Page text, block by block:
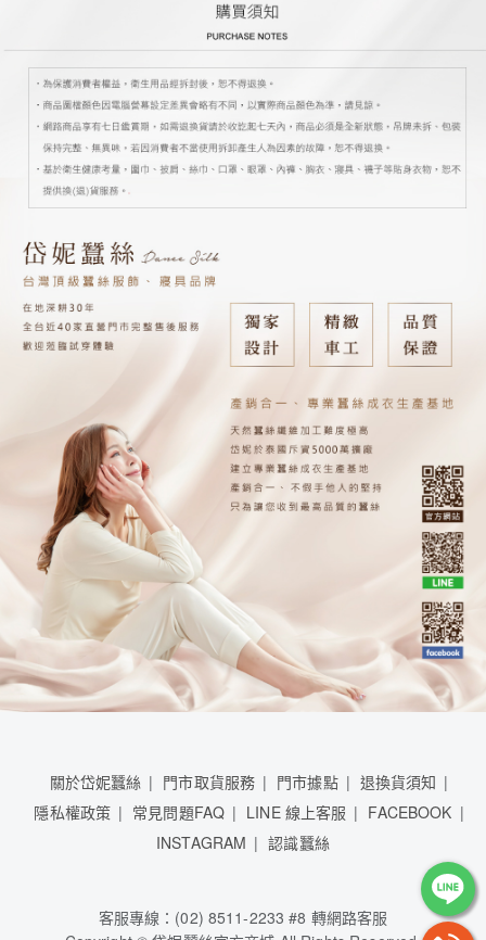
關於岱妮蠶絲 門市取貨服務 門市據點
退換貨須知
隱私權政策
常見問題FAQ LINE 線上客服
FACEBOOK
INSTAGRAM
認識蠶絲
客服專線：(02) 8511-2233 #8 轉網路客服